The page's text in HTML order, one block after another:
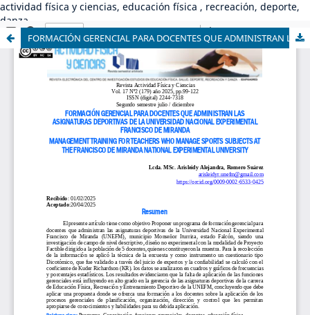
actividad física y ciencias, educación física , recreación, deporte,
danza
FORMACIÓN GERENCIAL PARA DOCENTES QUE ADMINISTRAN LAS ASIGNATURAS DEPORTIVAS DE LA UNIVERSIDAD NACIONAL EXPERIMENTAL FRANCISCO DE MIRANDA